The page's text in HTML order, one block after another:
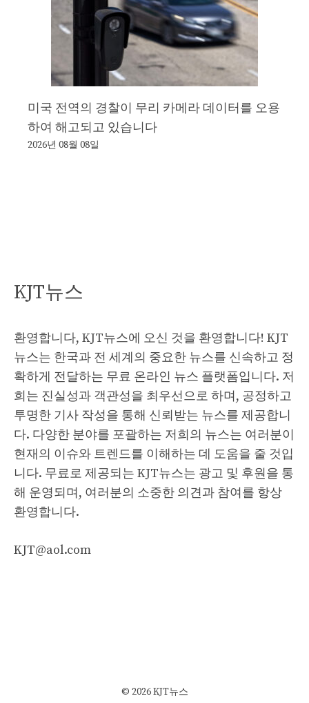
미국 전역의 경찰이 무리 카메라 데이터를 오용
하여 해고되고 있습니다
2026년 08월 08일
KJT뉴스
환영합니다, KJT뉴스에 오신 것을 환영합니다! KJT
뉴스는 한국과 전 세계의 중요한 뉴스를 신속하고 정
확하게 전달하는 무료 온라인 뉴스 플랫폼입니다. 저
희는 진실성과 객관성을 최우선으로 하며, 공정하고
투명한 기사 작성을 통해 신뢰받는 뉴스를 제공합니
다. 다양한 분야를 포괄하는 저희의 뉴스는 여러분이
현재의 이슈와 트렌드를 이해하는 데 도움을 줄 것입
니다. 무료로 제공되는 KJT뉴스는 광고 및 후원을 통
해 운영되며, 여러분의 소중한 의견과 참여를 항상
환영합니다.
KJT@aol.com
© 2026 KJT뉴스